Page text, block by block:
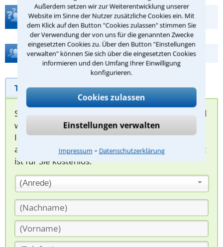
Außerdem setzen wir zur Weiterentwicklung unserer
Website im Sinne der Nutzer zusätzliche Cookies ein. Mit
dem Klick auf den Button "Cookies zulassen" stimmen Sie
der Verwendung der von uns für die genannten Zwecke
eingesetzten Cookies zu. Über den Button "Einstellungen
verwalten" können Sie sich über die eingesetzten Cookies
informieren und den Umfang Ihrer Einwilligung
konfigurieren.
Cookies zulassen
Einstellungen verwalten
Impressum ⁃ Datenschutzerklärung
Teste Dein Rechtswissen
Hilfe bei Ihrer Anwaltsuche?
Telefonhilfe Beratungsanfrage
Sie können hier Ihren Fall schildern. Anschließend
werden sich spezialisierte Rechtsanwälte bei
Ihnen melden, um das weitere Vorgehen
abzuklären. Die Rückmeldung durch einen Anwalt
ist für Sie kostenlos.
(Anrede)